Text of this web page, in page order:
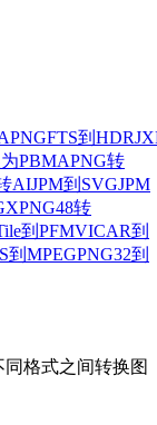
FTS到HDR
PBMAPNG转
AIJPM到SVGJPM
PNG48转
到PFMVICAR到
到MPEGPNG32到
格式之间转换图